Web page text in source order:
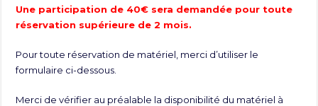
Une participation de 40€ sera demandée pour toute
réservation supérieure de 2 mois.
Pour toute réservation de matériel, merci d’utiliser le
formulaire ci-dessous.
Merci de vérifier au préalable la disponibilité du matériel à